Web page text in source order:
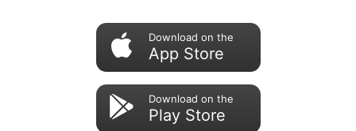
Download on the
App Store
Download on the
Play Store